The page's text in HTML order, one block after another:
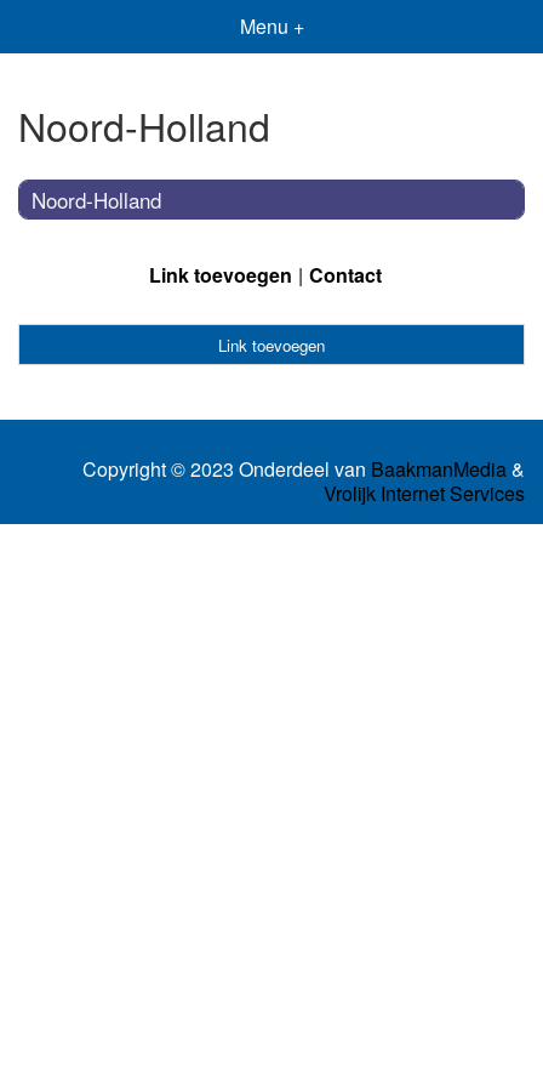
Menu +
Noord-Holland
Noord-Holland
Link toevoegen Contact
Link toevoegen
Copyright © 2023 Onderdeel van BaakmanMedia&
Vrolijk Internet Services